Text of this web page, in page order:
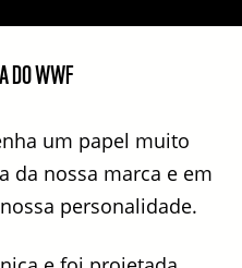
DO WWF
um papel muito
da nossa marca e em
personalidade.